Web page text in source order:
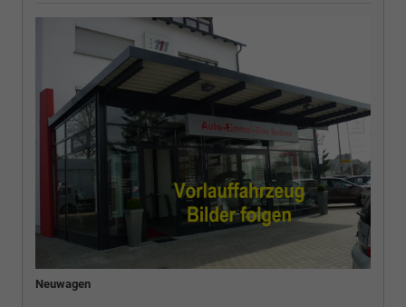
Neuwagen